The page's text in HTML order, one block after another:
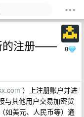
0
的注册——
）上注册账户并进
与其他用户交易加密货
如美元、人民币等）通